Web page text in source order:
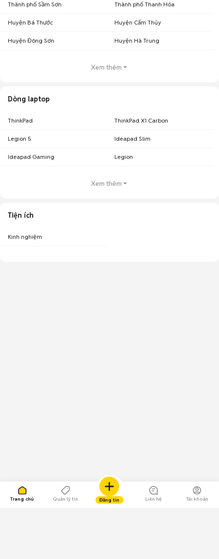
Trang chủ Quản lý tin Đăng tin Liên hệ Tài khoản
Thành phố Sầm Sơn Thành phố Thanh Hóa
Huyện Bá Thước Huyện Cẩm Thủy
Huyện Đông Sơn Huyện Hà Trung
Xem thêm
Dòng laptop
ThinkPad ThinkPad X1 Carbon
Legion 5 Ideapad Slim
Ideapad Gaming Legion
Xem thêm
Tiện ích
Kinh nghiệm